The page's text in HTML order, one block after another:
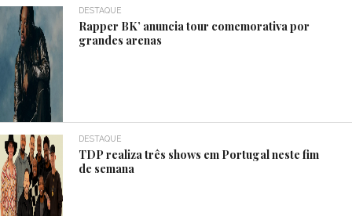
DESTAQUE
Rapper BK’ anuncia tour comemorativa por
grandes arenas
DESTAQUE
TDP realiza três shows em Portugal neste fim
de semana